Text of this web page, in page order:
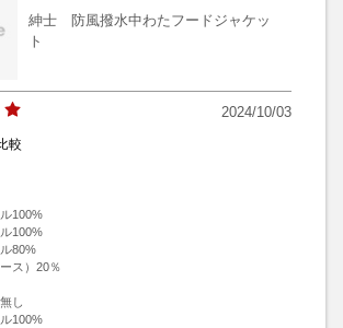
紳士 防風撥水中わたフードジャケッ
ト
2024/10/03
較
100%
100%
80%
ス）20％
し
100%